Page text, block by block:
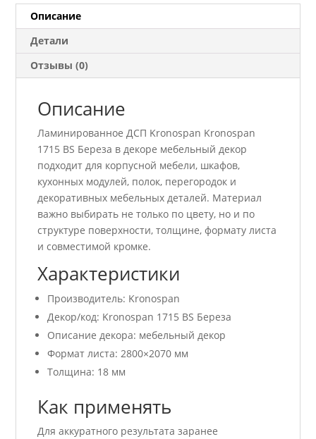
мм
Описание
Детали
Отзывы (0)
Описание
Ламинированное ДСП Kronospan Kronospan
1715 BS Береза в декоре мебельный декор
подходит для корпусной мебели, шкафов,
кухонных модулей, полок, перегородок и
декоративных мебельных деталей. Материал
важно выбирать не только по цвету, но и по
структуре поверхности, толщине, формату листа
и совместимой кромке.
Характеристики
Производитель: Kronospan
Декор/код: Kronospan 1715 BS Береза
Описание декора: мебельный декор
Формат листа: 2800×2070 мм
Толщина: 18 мм
Как применять
Для аккуратного результата заранее